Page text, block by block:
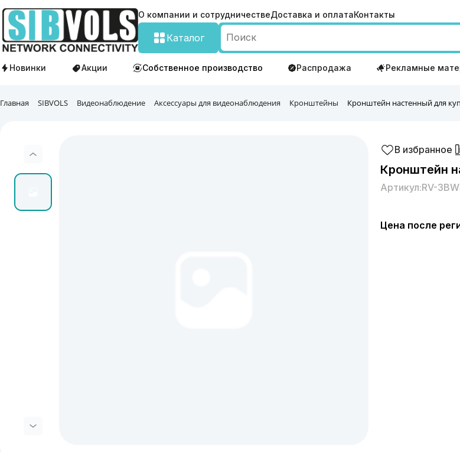
О компании и сотрудничествеДоставка и оплатаКонтакты
Каталог
Новинки Акции Собственное производство Распродажа Рекламные
Главная SIBVOLS Видеонаблюдение Аксессуары для видеонаблюдения Кронштейны Кронштейн настенный для
В избранное
Кронштейн
Артикул:RV-
Цена после